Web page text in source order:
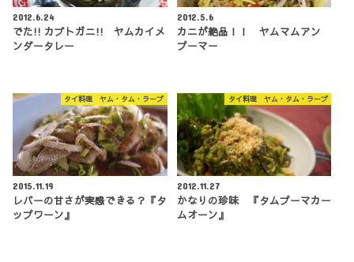
2012.6.24
でた!! カブトガニ!! ヤムカイメ
ンダータレー
2012.5.6
カニが絶品！！ ヤムマムアン
プーマー
タイ料理 ヤム・タム・ラープ
2015.11.19
レバーの甘さが実感できる？『タ
ップワーン』
タイ料理 ヤム・タム・ラープ
2012.11.27
かなりの珍味 『タムプーマカー
ムオーン』